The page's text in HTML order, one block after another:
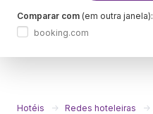
Comparar com (em outra janela):
booking.com
Hotéis Redes hoteleiras